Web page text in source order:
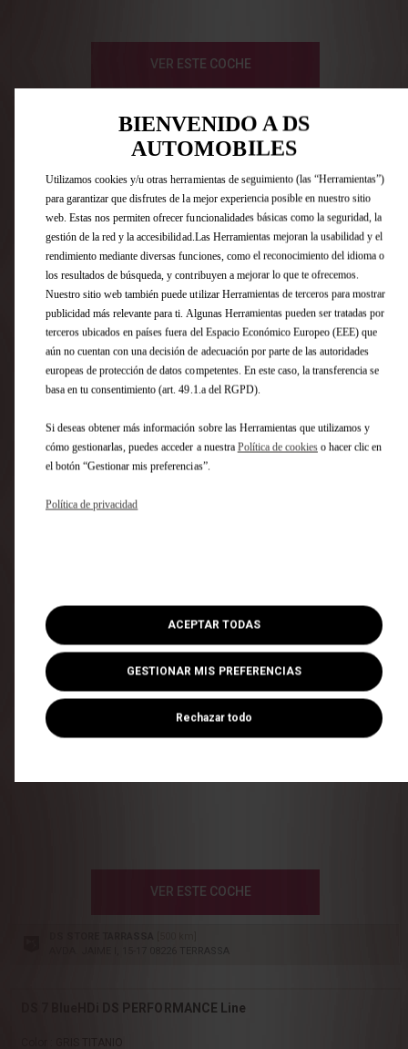
VER ESTE COCHE
L'ACER, 44 - (P.I.LES GUIXERES) 08915 BADALONA
DS 7 BlueHDi DS PERFORMANCE Line
Color : LACQUERED GREY
Tapicería : INTERIOR ALCANTARA NEGRO INTENSO
Combustible : Diésel
ENTREGA INMEDIATA
52.800 €IVA INCLUÍDO(1)
Tasación :
Estime, sin compromiso, la tasación de
su vehículo en pocos clics sin importar
VER ESTE COCHE
AVDA. JAIME I, 15-17 08226 TERRASSA
DS 7 BlueHDi DS PERFORMANCE Line
BIENVENIDO A DS
AUTOMOBILES
Utilizamos cookies y/u otras herramientas de seguimiento (las “Herramientas”)
para garantizar que disfrutes de la mejor experiencia posible en nuestro sitio
web. Estas nos permiten ofrecer funcionalidades básicas como la seguridad, la
gestión de la red y la accesibilidad.Las Herramientas mejoran la usabilidad y el
los resultados de búsqueda, y contribuyen a mejorar lo que te ofrecemos.
Nuestro sitio web también puede utilizar Herramientas de terceros para mostrar
publicidad más relevante para ti. Algunas Herramientas pueden ser tratadas por
terceros ubicados en países fuera del Espacio Económico Europeo (EEE) que
aún no cuentan con una decisión de adecuación por parte de las autoridades
europeas de protección de datos competentes. En este caso, la transferencia se
basa en tu consentimiento (art. 49.1.a del RGPD).
Si deseas obtener más información sobre las Herramientas que utilizamos y
cómo gestionarlas, puedes acceder a nuestra
el botón “Gestionar mis preferencias”.
Política de privacidad
BIENVENIDO A DS
AUTOMOBILES
Utilizamos cookies y/u otras herramientas de seguimiento (las “Herramientas”)
para garantizar que disfrutes de la mejor experiencia posible en nuestro sitio
web. Estas nos permiten ofrecer funcionalidades básicas como la seguridad, la
gestión de la red y la accesibilidad.Las Herramientas mejoran la usabilidad y el
rendimiento mediante diversas funciones, como el reconocimiento del idioma o
los resultados de búsqueda, y contribuyen a mejorar lo que te ofrecemos.
Nuestro sitio web también puede utilizar Herramientas de terceros para mostrar
publicidad más relevante para ti. Algunas Herramientas pueden ser tratadas por
terceros ubicados en países fuera del Espacio Económico Europeo (EEE) que
aún no cuentan con una decisión de adecuación por parte de las autoridades
europeas de protección de datos competentes. En este caso, la transferencia se
basa en tu consentimiento (art. 49.1.a del RGPD).
Si deseas obtener más información sobre las Herramientas que utilizamos y
cómo gestionarlas, puedes acceder a nuestra Política de cookieso hacer clic en
el botón “Gestionar mis preferencias”.
Política de privacidad
GESTIONAR MIS PREFERENCIAS
ACEPTAR TODAS
Rechazar todo